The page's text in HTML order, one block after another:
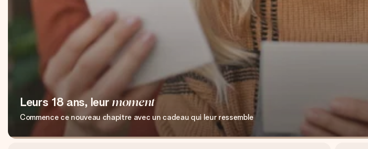
Leurs 18 ans, leurmoment
Commence ce nouveau chapitre avec un cadeau qui leur ressemble